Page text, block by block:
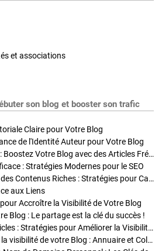
et associations
son blog et booster son trafic
Claire pour Votre Blog
de l'Identité Auteur pour Votre Blog
Stratégies de Publication : Boostez Votre Blog avec des Articles Fréquents et Exclusifs
: Stratégies Modernes pour le SEO
Enrichir Vos Articles avec des Contenus Riches : Stratégies pour Captiver et Optimiser
aux Liens
Accroître la Visibilité de Votre Blog
Blog : Le partage est la clé du succès !
Optimisation SEO des Articles : Stratégies pour Améliorer la Visibilité de Votre Blog
Stratégies pour améliorer la visibilité de votre Blog : Annuaire et Collaborations